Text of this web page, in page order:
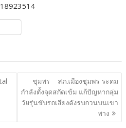
ชุมพร – สภ.เมืองชุมพร ระดม
กำลังตั้งจุดสกัดเข้ม แก้ปัญหากลุ่ม
วัยรุ่นขับรถเสียงดังรบกวนบนเขา
พาง